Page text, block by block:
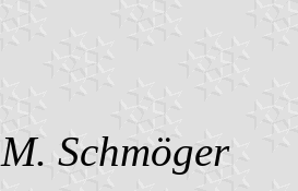
M. Schmöger